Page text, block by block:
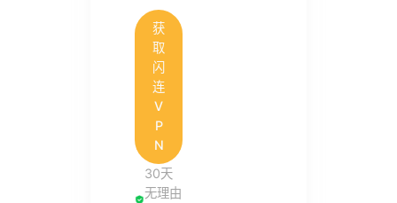
获
取
闪
连
V
P
N
30天
无理由